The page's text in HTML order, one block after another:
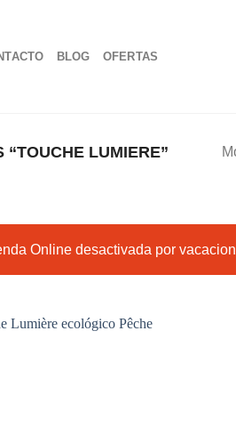
BLOG OFERTAS
“TOUCHE LUMIERE”
Online desactivada por